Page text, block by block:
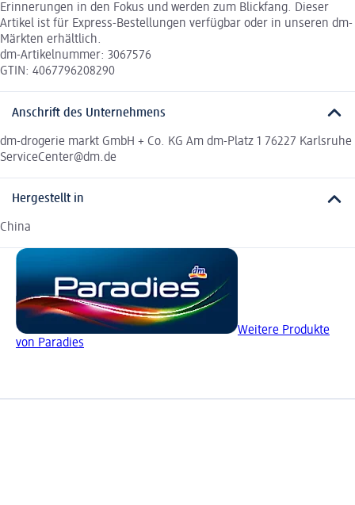
Erinnerungen in den Fokus und werden zum Blickfang. Dieser
Artikel ist für Express-Bestellungen verfügbar oder in unseren dm-
Märkten erhältlich.
dm-Artikelnummer: 3067576
GTIN: 4067796208290
Anschrift des Unternehmens
dm-drogerie markt GmbH + Co. KG Am dm-Platz 1 76227 Karlsruhe
ServiceCenter@dm.de
Hergestellt in
China
Weitere Produkte
von Paradies